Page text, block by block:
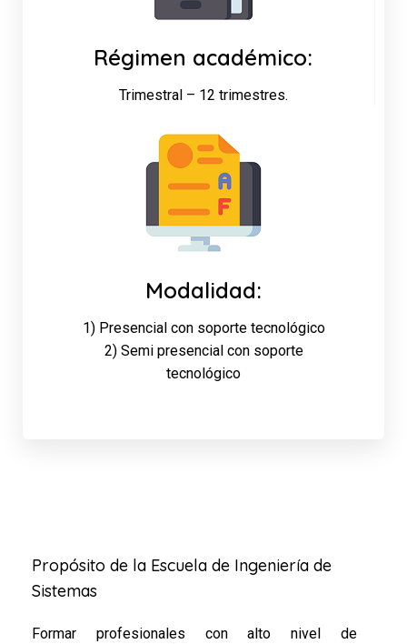
Régimen académico:
Trimestral – 12 trimestres.
Modalidad:
1) Presencial con soporte tecnológico
2) Semi presencial con soporte
tecnológico
Propósito de la Escuela de Ingeniería de
Sistemas
Formar profesionales con alto nivel de